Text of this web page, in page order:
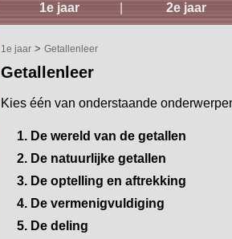
1e jaar 2e jaar
1e jaar > Getallenleer
Getallenleer
Kies één van onderstaande
1. De wereld van de getallen
2. De natuurlijke getallen
3. De optelling en aftrekking
4. De vermenigvuldiging
5. De deling